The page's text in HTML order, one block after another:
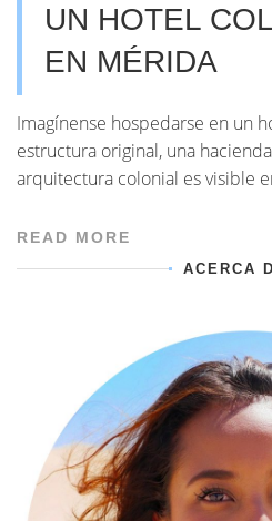
UN HOTEL
EN MÉRIDA
Imagínense hospedarse en un
estructura original, una
arquitectura colonial es visible
READ MORE
ACERCA